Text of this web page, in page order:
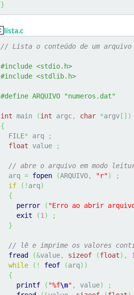
}
lista.c
// Lista o conteúdo de um
#include <stdio.h>
#include <stdlib.h>
#define ARQUIVO "numeros.dat"
int main (int argc, char *argv [ ] )
{
  FILE
* arq
;
float value ;
// abre o arquivo em modo
  arq
= fopen (ARQUIVO, "r")
;
if
( ! arq)
{
perror
( "Erro ao abrir
exit
(1 )
;
}
// lê e imprime os valores
fread
(&value, sizeof (float) , 1
while
( ! feof (arq) )
{
printf
( "%f\n" , value)
;